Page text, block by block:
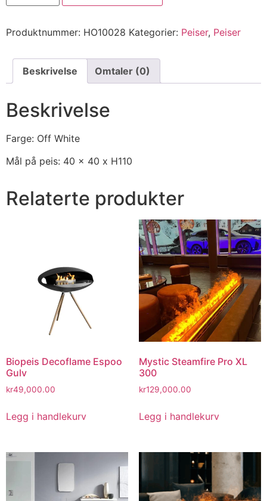
Produktnummer: HO10028 Kategorier: Peiser, Peiser
Beskrivelse Omtaler (0)
Beskrivelse
Farge: Off White
Mål på peis: 40 x 40 x H110
Relaterte produkter
Biopeis Decoflame Espoo
Gulv
kr49,000.00
Legg i handlekurv
Mystic Steamfire Pro XL
300
kr129,000.00
Legg i handlekurv